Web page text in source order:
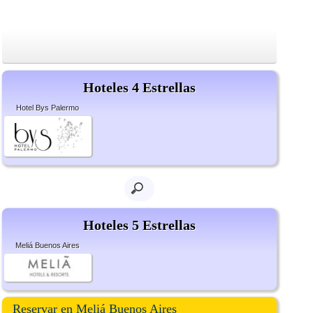
Hoteles 4 Estrellas
Hotel Bys Palermo
Hoteles 5 Estrellas
Meliá Buenos Aires
Reservar en Meliá Buenos Aires